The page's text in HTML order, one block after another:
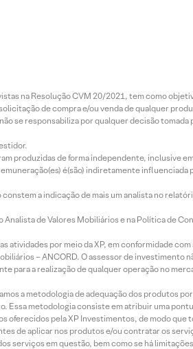
na Resolução CVM 20/2021, tem como
de compra e/ou venda de qualquer
se responsabiliza por qualquer decisão tomada
produzidas de forma independente, inclusive
é(são) indiretamente influenciada
a indicação de mais um analista no
de Valores Mobiliários e na Política de
atividades por meio da XP, em conformidade com
– ANCORD. O assessor de investimento
para a realização de qualquer operação no
a metodologia de adequação dos produtos por
Essa metodologia consiste em atribuir uma
oferecidos pela XP Investimentos, de modo que
de aplicar nos produtos e/ou contratar os
serviços em questão, bem como se há